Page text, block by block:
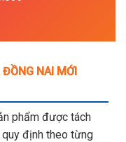
NAI MỚI
phẩm được tách
định theo từng